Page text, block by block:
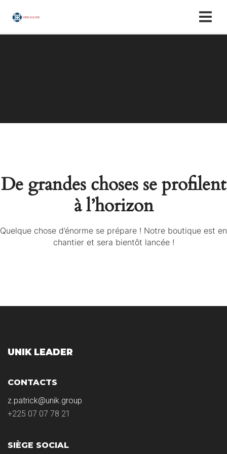
De grandes choses se profilent
à l’horizon
Quelque chose d’énorme se prépare ! Notre boutique est en
chantier et sera bientôt lancée !
UNIK LEADER
CONTACTS
z.patrick@unik.group
+225 07 07 78 21
SIÈGE SOCIAL